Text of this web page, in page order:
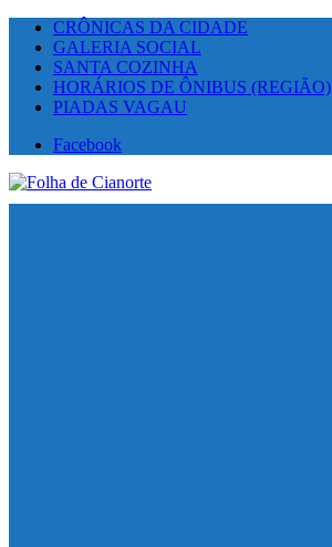
CRÔNICAS DA CIDADE
GALERIA SOCIAL
SANTA COZINHA
HORÁRIOS DE ÔNIBUS (REGIÃO)
PIADAS VAGAU
Facebook